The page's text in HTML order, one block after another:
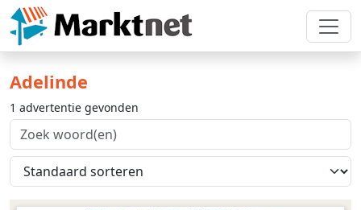
Adelinde
1 advertentie gevonden